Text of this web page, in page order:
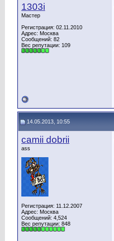
1303i
Мастер
Регистрация: 02.11.2010
Адрес: Москва
Сообщений: 82
Вес репутации: 109
14.05.2013, 10:55
camii dobrii
ass
Регистрация: 11.12.2007
Адрес: Москва
Сообщений: 4,524
Вес репутации: 848